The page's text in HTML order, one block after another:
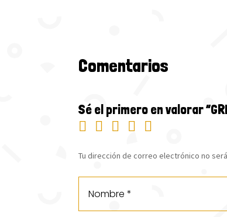
Comentarios
Sé el primero en valorar
Tu dirección de correo electrónico no